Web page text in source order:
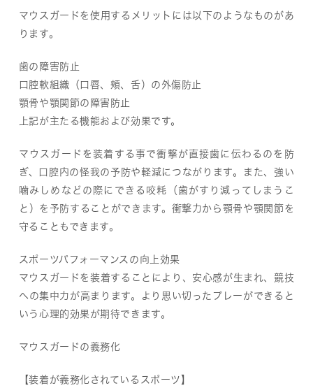
マウスガードを使用するメリットには以下のようなものがあ
ります。
歯の障害防止
口腔軟組織（口唇、頬、舌）の外傷防止
顎骨や顎関節の障害防止
上記が主たる機能および効果です。
マウスガードを装着する事で衝撃が直接歯に伝わるのを防
ぎ、口腔内の怪我の予防や軽減につながります。また、強い
噛みしめなどの際にできる咬耗（歯がすり減ってしまうこ
と）を予防することができます。衝撃力から顎骨や顎関節を
守ることもできます。
スポーツパフォーマンスの向上効果
マウスガードを装着することにより、安心感が生まれ、競技
への集中力が高まります。より思い切ったプレーができると
いう心理的効果が期待できます。
マウスガードの義務化
【装着が義務化されているスポーツ】